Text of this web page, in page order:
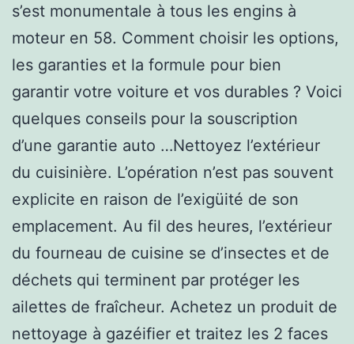
s’est monumentale à tous les engins à
moteur en 58. Comment choisir les options,
les garanties et la formule pour bien
garantir votre voiture et vos durables ? Voici
quelques conseils pour la souscription
d’une garantie auto …Nettoyez l’extérieur
du cuisinière. L’opération n’est pas souvent
explicite en raison de l’exigüité de son
emplacement. Au fil des heures, l’extérieur
du fourneau de cuisine se d’insectes et de
déchets qui terminent par protéger les
ailettes de fraîcheur. Achetez un produit de
nettoyage à gazéifier et traitez les 2 faces